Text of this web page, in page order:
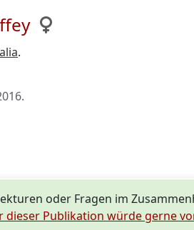
.
.
oder Fragen im
dieser Publikation würde gerne